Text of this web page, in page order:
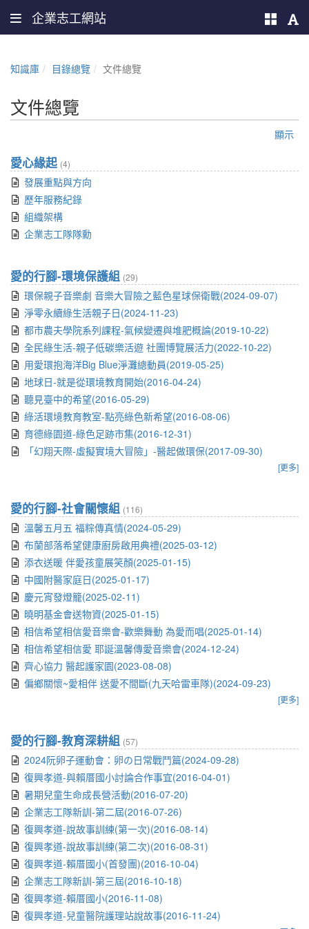
企業志工網站
知識庫 目錄總覽 文件總覽
文件總覽
顯示
愛心緣起 (4)
發展重點與方向
歷年服務紀錄
組織架構
企業志工隊隊勳
愛的行腳-環境保護組 (29)
環保親子音樂劇 音樂大冒險之藍色星球保衛戰(2024-09-07)
淨零永續綠生活親子日(2024-11-23)
都市農夫學院系列課程-氣候變遷與堆肥概論(2019-10-22)
全民綠生活-親子低碳樂活遊 社團博覽展活力(2022-10-22)
用愛環抱海洋Big Blue淨灘總動員(2019-05-25)
地球日-就是從環境教育開始(2016-04-24)
聽見臺中的希望(2016-05-29)
綠活環境教育教室-點亮綠色新希望(2016-08-06)
育德綠園道-綠色足跡市集(2016-12-31)
「幻翔天際-虛擬實境大冒險」-醫起做環保(2017-09-30)
[更多]
愛的行腳-社會關懷組 (116)
溫馨五月五 福粽傳真情(2024-05-29)
布蘭部落希望健康廚房啟用典禮(2025-03-12)
添衣送暖 伴愛孩童展笑顏(2025-01-15)
中國附醫家庭日(2025-01-17)
慶元宵發燈籠(2025-02-11)
曉明基金會送物資(2025-01-15)
相信希望相信愛音樂會-歡樂舞動 為愛而唱(2025-01-14)
相信希望相信愛 耶誕溫馨傳愛音樂會(2024-12-24)
齊心協力 醫起護家園(2023-08-08)
偏鄉關懷~愛相伴 送愛不間斷(九天哈雷車隊)(2024-09-23)
[更多]
愛的行腳-教育深耕組 (57)
2024阮卵子運動會：卵の日常戰鬥篇(2024-09-28)
復興孝道-與賴厝國小討論合作事宜(2016-04-01)
暑期兒童生命成長營活動(2016-07-20)
企業志工隊新訓-第二屆(2016-07-26)
復興孝道-說故事訓練(第一次)(2016-08-14)
復興孝道-說故事訓練(第二次)(2016-08-31)
復興孝道-賴厝國小(首發團)(2016-10-04)
企業志工隊新訓-第三屆(2016-10-18)
復興孝道-賴厝國小(2016-11-08)
復興孝道-兒童醫院護理站說故事(2016-11-24)